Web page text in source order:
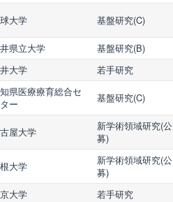
大学 基盤研究(C)
県立大学 基盤研究(B)
大学 若手研究
県医療療育総合セ
ー
基盤研究(C)
屋大学
新学術領域研究(公
募)
大学
新学術領域研究(公
募)
大学 若手研究